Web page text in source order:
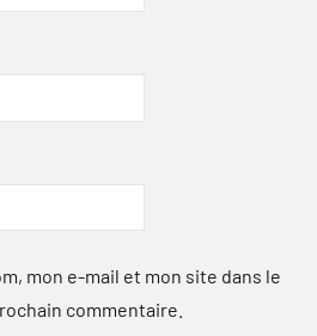
mon e-mail et mon site dans le
commentaire.